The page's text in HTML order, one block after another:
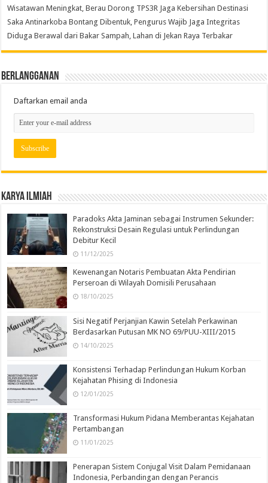
Wisatawan Meningkat, Berau Dorong TPS3R Jaga Kebersihan Destinasi
Saka Antinarkoba Bontang Dibentuk, Pengurus Wajib Jaga Integritas
Diduga Berawal dari Bakar Sampah, Lahan di Jekan Raya Terbakar
Berlangganan
Daftarkan email anda
Karya Ilmiah
Paradoks Akta Jaminan sebagai Instrumen Sekunder:
Rekonstruksi Desain Regulasi untuk Perlindungan
Debitur Kecil
11/12/2025
Kewenangan Notaris Pembuatan Akta Pendirian
Perseroan di Wilayah Domisili Perusahaan
18/10/2025
Sisi Negatif Perjanjian Kawin Setelah Perkawinan
Berdasarkan Putusan MK NO 69/PUU-XIII/2015
14/10/2025
Konsistensi Terhadap Perlindungan Hukum Korban
Kejahatan Phising di Indonesia
12/01/2025
Transformasi Hukum Pidana Memberantas Kejahatan
Pertambangan
11/01/2025
Penerapan Sistem Conjugal Visit Dalam Pemidanaan
Indonesia, Perbandingan dengan Perancis